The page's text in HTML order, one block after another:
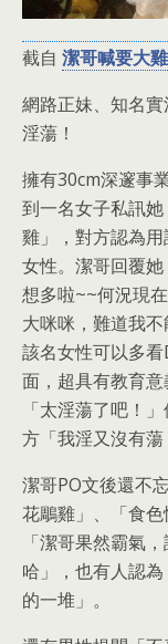
截自 潔哥喊要大
網路正妹、知名
淫蕩！
擁有30cm深邃事
到一名女子私訊
雞」，對方認為
女性。潔哥回覆
想多啦~~何況現
大咪咪，難道我
該名女性可以多
面，超具有教育
「太淫蕩了吧！
方「我淫又沒有蕩
潔哥PO文後還不
花鵰雞」、「食
「潔哥果然霸氣
哈」，也有人認
的一堆」。